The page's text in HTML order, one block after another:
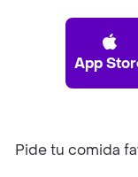
App
Pide tu comida